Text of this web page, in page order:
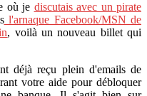
où je discutais avec un pirate
l'arnaque Facebook/MSN de
, voilà un nouveau billet qui
déjà reçu plein d'emails de
votre aide pour débloquer